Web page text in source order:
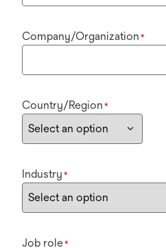
Company/Organization *
Country/Region *
Industry *
Job role*